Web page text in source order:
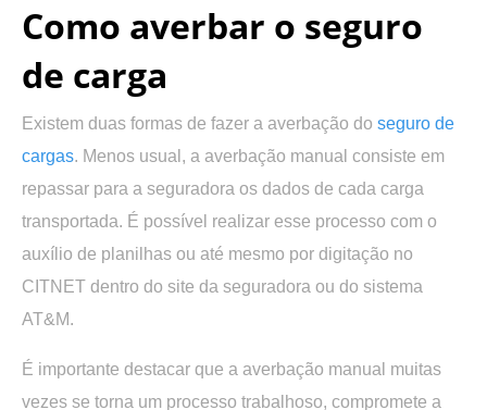
Como averbar o seguro
de carga
Existem duas formas de fazer a averbação do seguro de
cargas. Menos usual, a averbação manual consiste em
repassar para a seguradora os dados de cada carga
transportada. É possível realizar esse processo com o
auxílio de planilhas ou até mesmo por digitação no
CITNET dentro do site da seguradora ou do sistema
AT&M.
É importante destacar que a averbação manual muitas
vezes se torna um processo trabalhoso, compromete a